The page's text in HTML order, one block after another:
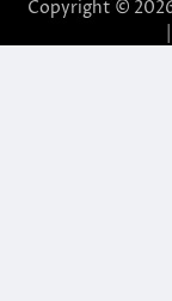
Copyright ©